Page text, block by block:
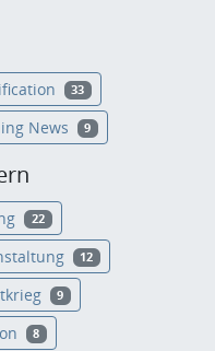
33
News 9
22
12
9
8